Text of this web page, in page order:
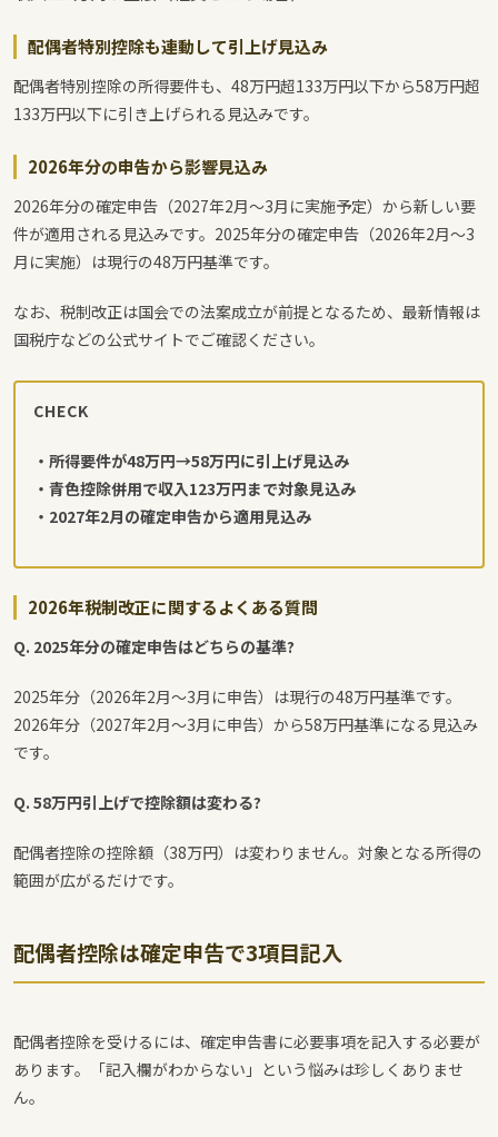
配偶者特別控除も連動して引上げ見込み
配偶者特別控除の所得要件も、48万円超133万円以下から58万円超
133万円以下に引き上げられる見込みです。
2026年分の申告から影響見込み
2026年分の確定申告（2027年2月～3月に実施予定）から新しい要
件が適用される見込みです。2025年分の確定申告（2026年2月～3
月に実施）は現行の48万円基準です。
なお、税制改正は国会での法案成立が前提となるため、最新情報は
国税庁などの公式サイトでご確認ください。
CHECK
・所得要件が48万円→58万円に引上げ見込み
・青色控除併用で収入123万円まで対象見込み
・2027年2月の確定申告から適用見込み
2026年税制改正に関するよくある質問
Q. 2025年分の確定申告はどちらの基準?
2025年分（2026年2月～3月に申告）は現行の48万円基準です。
2026年分（2027年2月～3月に申告）から58万円基準になる見込み
です。
Q. 58万円引上げで控除額は変わる?
配偶者控除の控除額（38万円）は変わりません。対象となる所得の
範囲が広がるだけです。
配偶者控除は確定申告で3項目記入
配偶者控除を受けるには、確定申告書に必要事項を記入する必要が
あります。「記入欄がわからない」という悩みは珍しくありませ
ん。